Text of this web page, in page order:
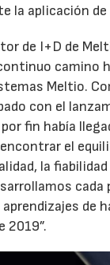
la aplicación
de I+D de
camino
Meltio.
con el
fin había
el
la
de
2019”.